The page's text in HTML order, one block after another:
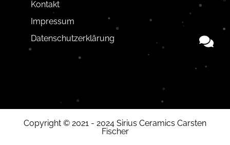
Kontakt
Impressum
Datenschutzerklärung
Copyright © 2021 - 2024 Sirius Ceramics Carsten
Fischer